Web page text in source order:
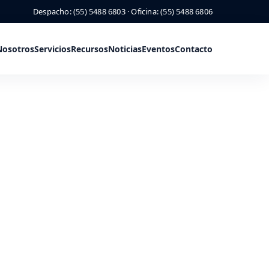
Despacho: (55) 5488 6803 · Oficina: (55) 5488 6806
ServiciosRecursosNoticiasEventosContacto